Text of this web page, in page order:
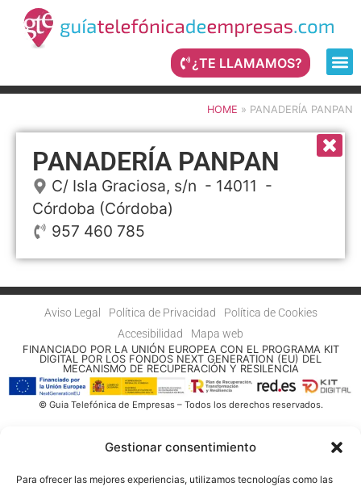
Gestionar consentimiento
Para ofrecer las mejores experiencias, utilizamos tecnologías como las
¿TE LLAMAMOS?
HOME » PANADERÍA PANPAN
PANADERÍA PANPAN
C/ Isla Graciosa, s/n - 14011 -
Córdoba (Córdoba)
957 460 785
Aviso Legal Política de Privacidad
Política de Cookies
Accesibilidad
Mapa web
FINANCIADO POR LA UNIÓN EUROPEA CON EL PROGRAMA KIT
DIGITAL POR LOS FONDOS NEXT GENERATION (EU) DEL
MECANISMO DE RECUPERACIÓN Y RESILENCIA
© Guia Telefónica de Empresas – Todos los derechos reservados.